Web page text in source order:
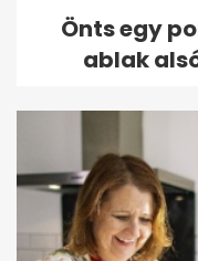
Önts egy
ablak